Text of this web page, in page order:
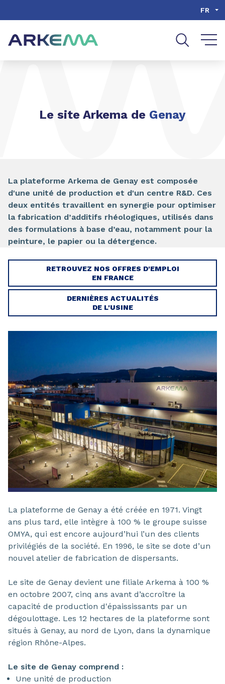
Aller à la recherche
FR
Le site Arkema de Genay
La plateforme Arkema de Genay est composée
d'une unité de production et d'un centre R&D. Ces
deux entités travaillent en synergie pour optimiser
la fabrication d’additifs rhéologiques, utilisés dans
des formulations à base d’eau, notamment pour la
peinture, le papier ou la détergence.
RETROUVEZ NOS OFFRES D'EMPLOI
EN FRANCE
DERNIÈRES ACTUALITÉS
DE L'USINE
La plateforme de Genay a été créée en 1971. Vingt
ans plus tard, elle intègre à 100 % le groupe suisse
OMYA, qui est encore aujourd’hui l’un des clients
privilégiés de la société. En 1996, le site se dote d’un
nouvel atelier de fabrication de dispersants.
Le site de Genay devient une filiale Arkema à 100 %
en octobre 2007, cinq ans avant d’accroître la
capacité de production d'épaississants par un
dégoulottage. Les 12 hectares de la plateforme sont
situés à Genay, au nord de Lyon, dans la dynamique
région Rhône-Alpes.
Le site de Genay comprend :
Une unité de production